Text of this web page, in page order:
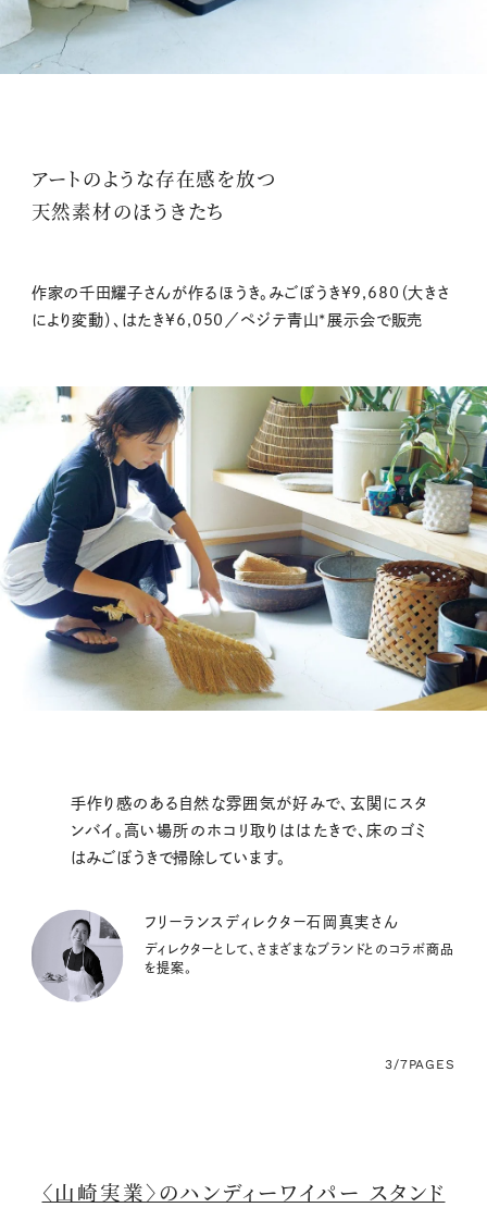
アートのような存在感を放つ
天然素材のほうきたち
作家の千田耀子さんが作るほうき。みごぼうき¥9,680（大きさ
により変動）、はたき¥6,050／ペジテ青山*展示会で販売
手作り感のある自然な雰囲気が好みで、玄関にスタ
ンバイ。高い場所のホコリ取りははたきで、床のゴミ
はみごぼうきで掃除しています。
フリーランスディレクター石岡真実さん
ディレクターとして、さまざまなブランドとのコラボ商品
を提案。
3/7PAGES
〈山崎実業〉のハンディーワイパー スタンド